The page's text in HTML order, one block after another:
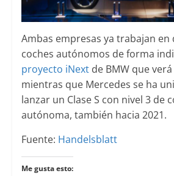
Ambas empresas ya trabajan
coches autónomos de forma
proyecto iNextde BMW que verá
mientras que Mercedes se ha
lanzar un Clase S con nivel 3 de
autónoma, también hacia 2021.
Fuente: Handelsblatt
Me gusta esto: